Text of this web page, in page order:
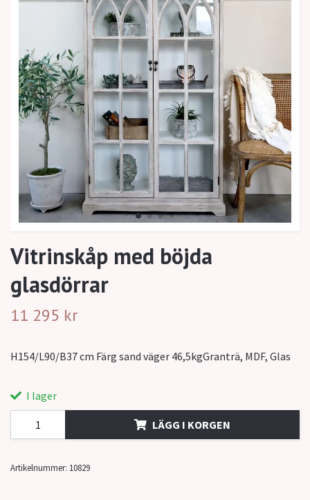
Vitrinskåp med böjda
glasdörrar
11 295 kr
H154/L90/B37 cm Färg sand väger 46,5kgGranträ, MDF, Glas
I lager
LÄGG I KORGEN
Artikelnummer: 10829